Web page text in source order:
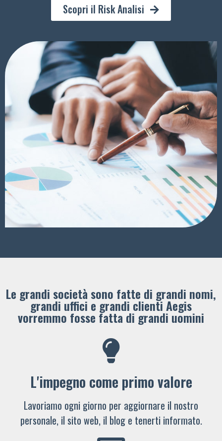
Scopri il Risk Analisi
Le grandi società sono fatte di grandi nomi,
grandi uffici e grandi clienti ​Aegis
vorremmo fosse fatta di grandi uomini
L'impegno come primo valore
Lavoriamo ogni giorno per aggiornare il nostro
personale, il sito web, il blog e tenerti informato.